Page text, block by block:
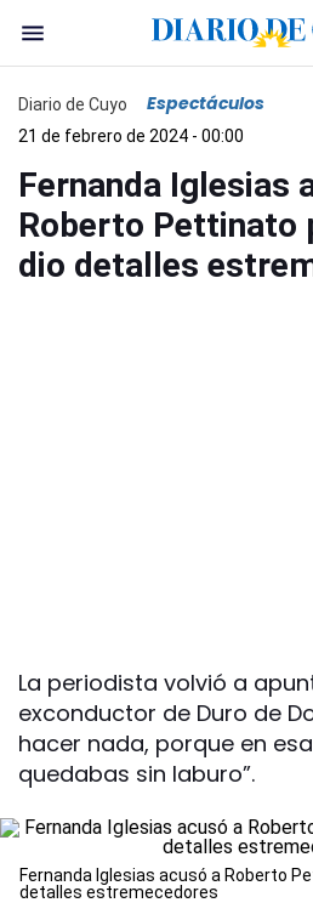
Diario de Cuyo Espectáculos
21 de febrero de 2024 - 00:00
Fernanda Iglesias
Roberto Pettinato
dio detalles
La periodista volvió a
exconductor de Duro de
hacer nada, porque en
quedabas sin laburo”.
Fernanda Iglesias acusó a Roberto
detalles estremecedores